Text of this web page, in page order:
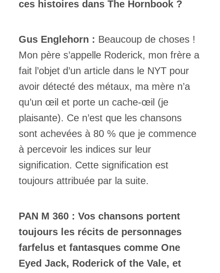
ces histoires dans The Hornbook ?
Gus Englehorn : Beaucoup de choses !
Mon père s’appelle Roderick, mon frère a
fait l’objet d’un article dans le NYT pour
avoir détecté des métaux, ma mère n’a
qu’un œil et porte un cache-œil (je
plaisante). Ce n’est que les chansons
sont achevées à 80 % que je commence
à percevoir les indices sur leur
signification. Cette signification est
toujours attribuée par la suite.
PAN M 360 : Vos chansons portent
toujours les récits de personnages
farfelus et fantasques comme One
Eyed Jack, Roderick of the Vale, et